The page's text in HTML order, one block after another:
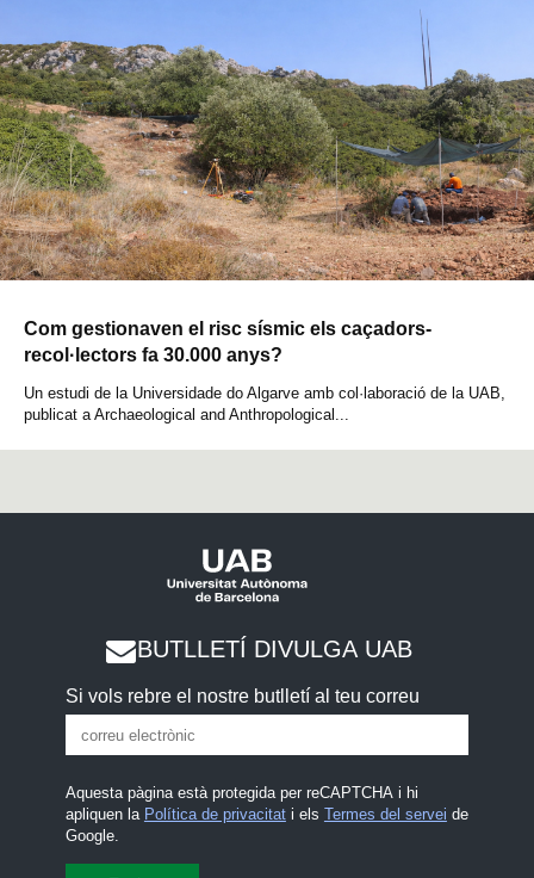
Com gestionaven el risc sísmic els caçadors-
recol·lectors fa 30.000 anys?
Un estudi de la Universidade do Algarve amb col·laboració de la UAB,
publicat a Archaeological and Anthropological...
BUTLLETÍ DIVULGA UAB
Si vols rebre el nostre butlletí al teu correu
Aquesta pàgina està protegida per reCAPTCHA i hi
apliquen la Política de privacitati els Termes del servei de
Google.